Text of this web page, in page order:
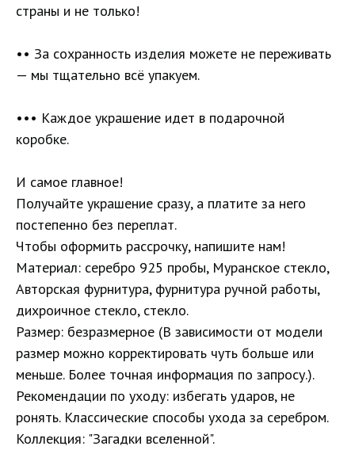
страны и не только!
•• За сохранность изделия можете не переживать
— мы тщательно всё упакуем.
••• Каждое украшение идет в подарочной
коробке.
И самое главное!
Получайте украшение сразу, а платите за него
постепенно без переплат.
Чтобы оформить рассрочку, напишите нам!
Материал: серебро 925 пробы, Муранское стекло,
Авторская фурнитура, фурнитура ручной работы,
дихроичное стекло, стекло.
Размер: безразмерное (В зависимости от модели
размер можно корректировать чуть больше или
меньше. Более точная информация по запросу.).
Рекомендации по уходу: избегать ударов, не
ронять. Классические способы ухода за серебром.
Коллекция: "Загадки вселенной".